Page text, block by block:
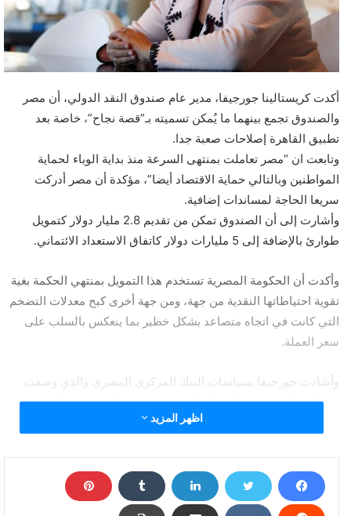
أكدت كريستالينا جورجيفا، مدير عام صندوق النقد الدولي، أن مصر
والصندوق تجمع بينهما ما يُمكن تسميته بـ”قصة نجاح”، خاصة بعد
تطبيق القاهرة إصلاحات صعبة جدا.
وتابعت ان “مصر تعاملت بمنتهى السرعة منذ بداية الوباء لحماية
المواطنين وبالتالي حماية الاقتصاد أيضا”، مؤكدة أن مصر أدركت
سريعا الحاجة لمساندات إضافية.
وأشارت إلى أن الصندوق تمكن من تقديم 2.8 مليار دولار كتمويل
طوارئ بالإضافة إلى 5 مليارات دولار كاتفاق الاستعداد الائتماني.
وأكدت أن الحكومة المصرية تستخدم هذا التمويل بمنتهي الحكمة بغية
تقوية احتياطاتها النقدية من جهة، ومن جهة أخرى كبح معدلات التضخم
التي كانت في اتجاه متصاعد بشكل خطير بما ينعكس بالسلب على
سعر العملة.
وأشادت جورجيفا بسياسات البنك المركزي المصري والذي وصفت
تحركاته بالسريعة، مؤكدة أنه قام بتطبيق سياسات نقديه ملائمه،
وتابعت قائلة: “الأهم من كل ذلك أننا لاحظنا أن مصر تقوم بتوسيع
للمساعدة خاصة في قطاع السياحة الذي تضرر بشكل كبير وهو مصدر
دخل للكثيرين الذين يعيشون علي الدخل اليومي، لكن الإجراءات التي
اظهر المزيد